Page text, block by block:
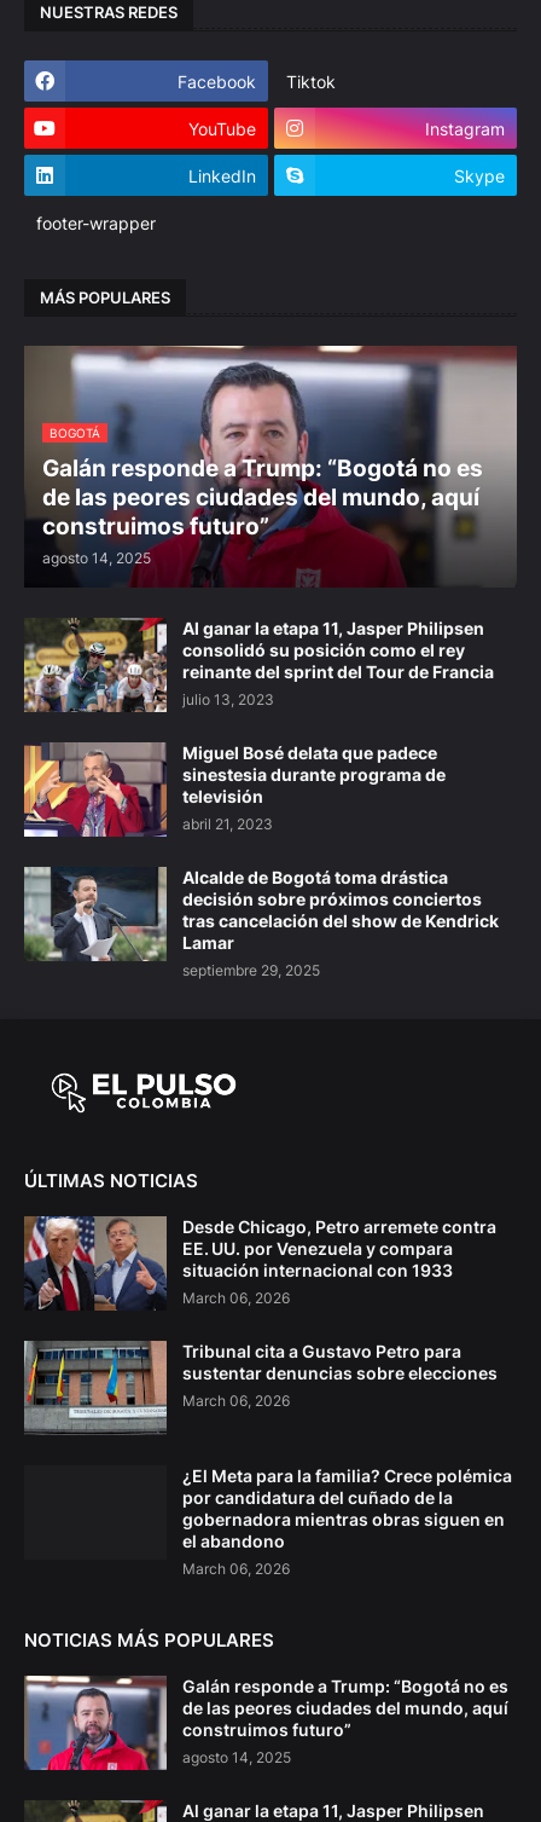
NUESTRAS REDES
Facebook Tiktok
YouTube Instagram
LinkedIn Skype
footer-wrapper
MÁS POPULARES
BOGOTÁ
Galán responde a Trump: “Bogotá no es
de las peores ciudades del mundo, aquí
construimos futuro”
agosto 14, 2025
Al ganar la etapa 11, Jasper Philipsen
consolidó su posición como el rey
reinante del sprint del Tour de Francia
julio 13, 2023
Miguel Bosé delata que padece
sinestesia durante programa de
televisión
abril 21, 2023
Alcalde de Bogotá toma drástica
decisión sobre próximos conciertos
tras cancelación del show de Kendrick
Lamar
septiembre 29, 2025
ÚLTIMAS NOTICIAS
Desde Chicago, Petro arremete contra
EE. UU. por Venezuela y compara
situación internacional con 1933
March 06, 2026
Tribunal cita a Gustavo Petro para
sustentar denuncias sobre elecciones
March 06, 2026
¿El Meta para la familia? Crece polémica
por candidatura del cuñado de la
gobernadora mientras obras siguen en
el abandono
March 06, 2026
NOTICIAS MÁS POPULARES
Galán responde a Trump: “Bogotá no es
de las peores ciudades del mundo, aquí
construimos futuro”
agosto 14, 2025
Al ganar la etapa 11, Jasper Philipsen